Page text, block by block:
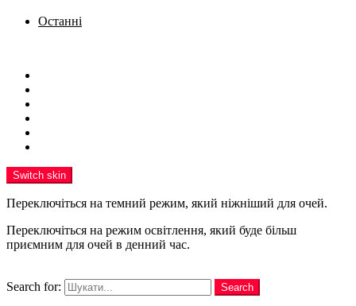
Останні
Switch skin
Переключіться на темний режим, який ніжніший для очей.
Переключіться на режим освітлення, який буде більш
приємним для очей в денний час.
Search for:
Search